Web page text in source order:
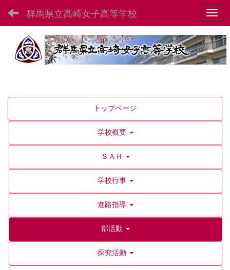
群馬県立高崎女子高等学校
トップページ
学校概要
ＳＡＨ
学校行事
進路指導
部活動
探究活動